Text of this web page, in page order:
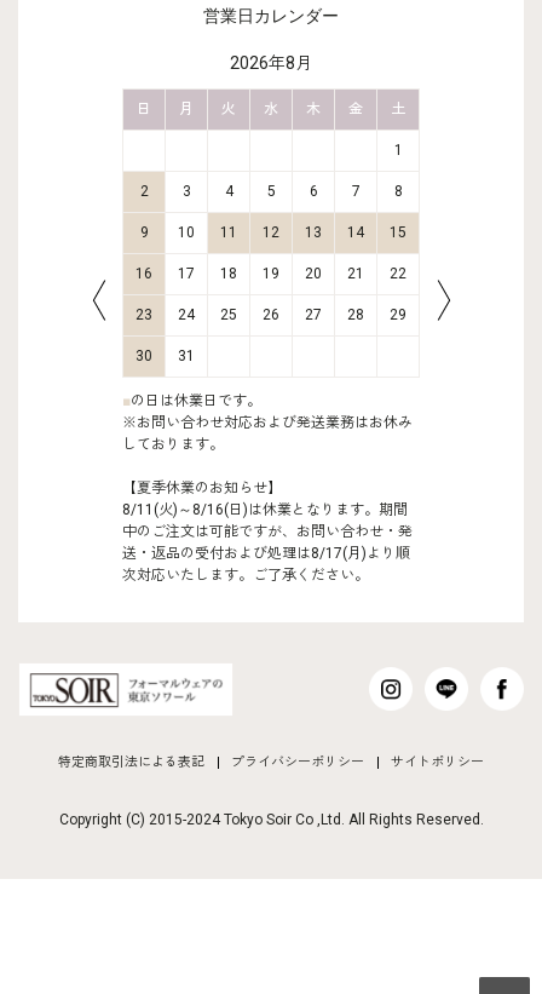
営業日カレンダー
2026年8月
日 月 火 水 木 金 土
1
2 3 4 5 6 7 8
9 10 11 12 13 14 15
16 17 18 19 20 21 22
23 24 25 26 27 28 29
30 31
■の日は休業日です。
※お問い合わせ対応および発送業務はお休み
しております。
【夏季休業のお知らせ】
8/11(火)～8/16(日)は休業となります。期間
中のご注文は可能ですが、お問い合わせ・発
送・返品の受付および処理は8/17(月)より順
次対応いたします。ご了承ください。
特定商取引法による表記 プライバシーポリシー サイトポリシー
Copyright (C) 2015-2024 Tokyo Soir Co ,Ltd. All Rights Reserved.